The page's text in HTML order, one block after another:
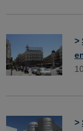
>
>